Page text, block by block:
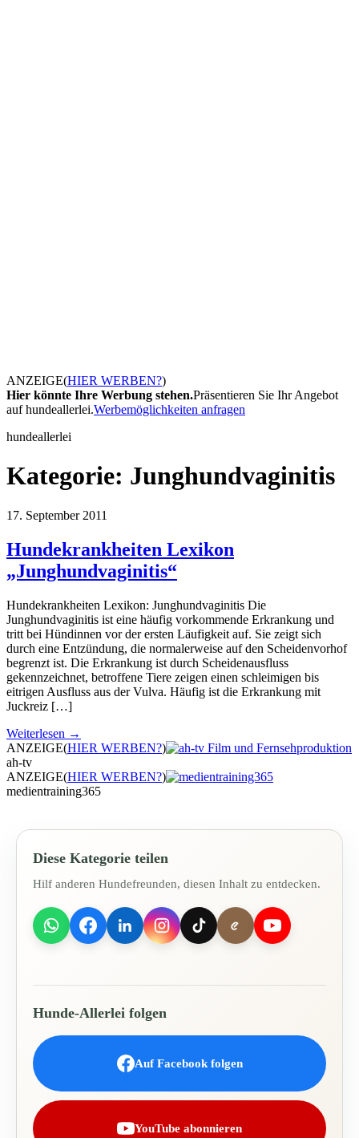
ANZEIGE(HIER WERBEN?)
Hier könnte Ihre Werbung stehen.Präsentieren Sie Ihr Angebot
auf hundeallerlei.Werbemöglichkeiten anfragen
hundeallerlei
Kategorie: Junghundvaginitis
17. September 2011
Hundekrankheiten Lexikon
„Junghundvaginitis“
Hundekrankheiten Lexikon: Junghundvaginitis Die
Junghundvaginitis ist eine häufig vorkommende Erkrankung und
tritt bei Hündinnen vor der ersten Läufigkeit auf. Sie zeigt sich
durch eine Entzündung, die normalerweise auf den Scheidenvorhof
begrenzt ist. Die Erkrankung ist durch Scheidenausfluss
gekennzeichnet, betroffene Tiere zeigen einen schleimigen bis
eitrigen Ausfluss aus der Vulva. Häufig ist die Erkrankung mit
Juckreiz […]
Weiterlesen →
ANZEIGE(HIER WERBEN?)
ah-tv
ANZEIGE(HIER WERBEN?)
medientraining365
Diese Kategorie teilen
Hilf anderen Hundefreunden, diesen Inhalt zu entdecken.
Hunde-Allerlei folgen
Auf Facebook folgen
YouTube abonnieren